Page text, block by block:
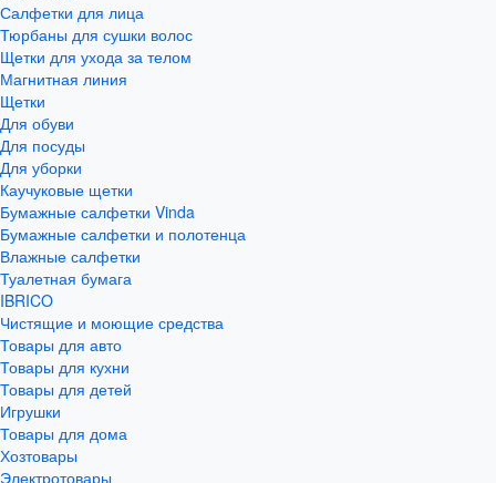
Салфетки для лица
Тюрбаны для сушки волос
Щетки для ухода за телом
Магнитная линия
Щетки
Для обуви
Для посуды
Для уборки
Каучуковые щетки
Бумажные салфетки Vinda
Бумажные салфетки и полотенца
Влажные салфетки
Туалетная бумага
IBRICO
Чистящие и моющие средства
Товары для авто
Товары для кухни
Товары для детей
Игрушки
Товары для дома
Хозтовары
Электротовары